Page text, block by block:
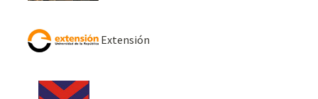
Extensión